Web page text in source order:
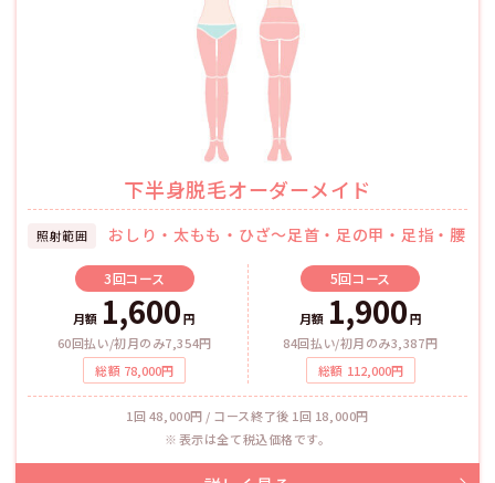
下半身脱毛オーダーメイド
照射範囲 おしり・太もも・ひざ～足首・足の甲・足指・腰
3回コース
月額 1,600 円
60回払い/初月のみ7,354円
総額 78,000円
5回コース
月額 1,900円
84回払い/初月のみ3,387円
総額 112,000円
1回 48,000円 / コース終了後 1回 18,000円
表示は全て税込価格です。